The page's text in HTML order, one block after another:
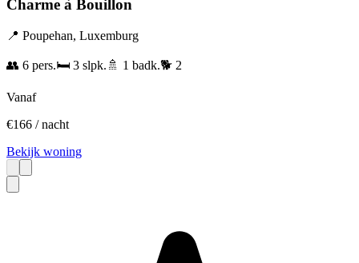
Charme à Bouillon
📍 Poupehan, Luxemburg
👥 6 pers.🛏️ 3 slpk. 🚿 1 badk.🐕 2
Vanaf
€166 / nacht
Bekijk woning